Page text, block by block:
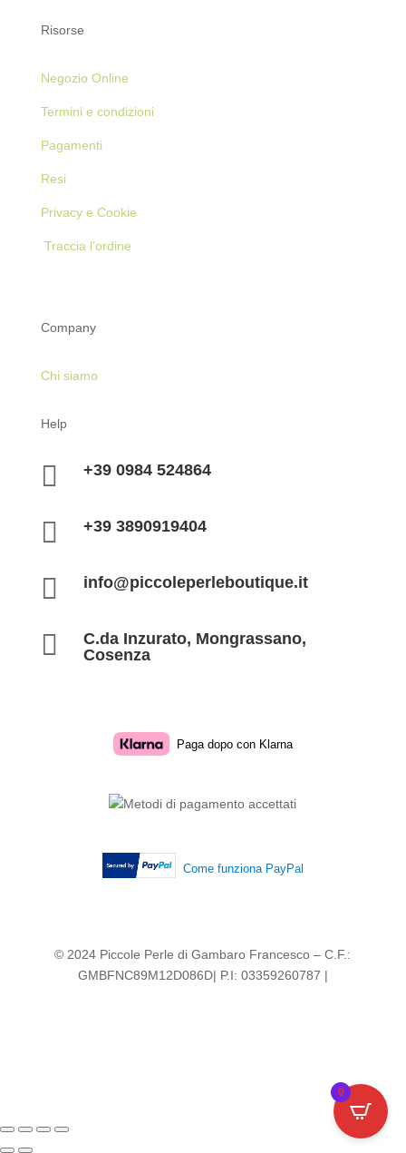
Risorse
Negozio Online
Termini e condizioni
Pagamenti
Resi
Privacy e Cookie
Traccia l’ordine
Company
Chi siamo
Help
 +39 0984 524864
 +39 3890919404
 info@piccoleperleboutique.it

C.da Inzurato, Mongrassano,
Cosenza
Paga dopo con Klarna
Come funziona PayPal
© 2024 Piccole Perle di Gambaro Francesco – C.F.:
GMBFNC89M12D086D| P.I: 03359260787 |
0